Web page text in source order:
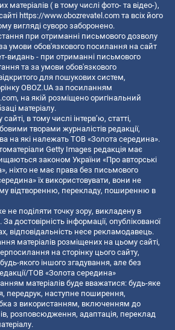
матеріалів ( в тому числі фото- та відео-),
https://www.obozrevatel.com та всіх його
вигляді суворо заборонено.
при отриманні письмового дозволу
умови обов'язкового посилання на сайт
видань - при отриманні письмового
та за умови обов'язкового
для пошукових систем,
OBOZ.UA за посиланням
, на якій розміщено оригінальний
матеріалу.
в тому числі інтерв’ю, статті,
творами журналістів редакції,
на які належать ТОВ «Золота середина».
Getty Images редакція має
законом України «Про авторські
ніхто не має права без письмового
їх використовувати, вони не
відтворенню, перекладу, поширенню в
не поділяти точку зору, викладену в
достовірність інформації, опублікованої
відповідальність несе рекламодавець.
матеріалів розміщених на цьому сайті,
на сторінку цього сайту,
якого іншого згадування, але без
ТОВ «Золота середина»
матеріалів буде вважатися: будь-яке
передрук, наступне поширення,
з використанням, включенням до
розповсюдження, адаптація, переклад